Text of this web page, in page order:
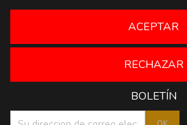
RECHAZAR
ACEPTAR
BOLETÍN